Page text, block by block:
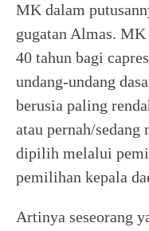
MK dalam
gugatan Almas.
40 tahun bagi
undang-undang
berusia paling
atau pernah/sedang
dipilih melalui
pemilihan kepala
Artinya seseorang